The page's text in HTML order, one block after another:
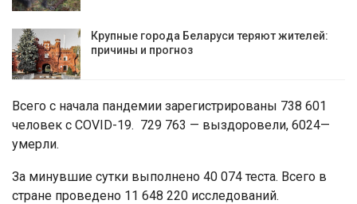
Крупные города Беларуси теряют жителей:
причины и прогноз
Всего с начала пандемии зарегистрированы 738 601
человек с COVID-19. 729 763 — выздоровели, 6024—
умерли.
За минувшие сутки выполнено 40 074 теста. Всего в
стране проведено 11 648 220 исследований.